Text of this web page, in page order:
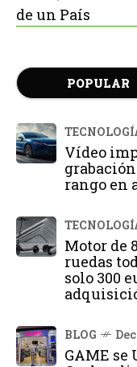
de un País
POPULAR
Vídeo
rango en
Motor de
ruedas
solo 300
BLOG
GAME se